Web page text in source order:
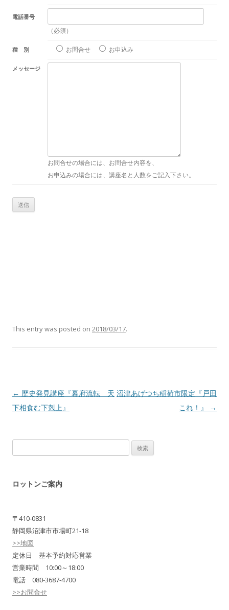
電話番号
（必須）
種 別 お問合せ お申込み
メッセージ
お問合せの場合には、お問合せ内容を、
お申込みの場合には、講座名と人数をご記入下さい。
This entry was posted on 2018/03/17.
Post navigation
← 歴史発見講座『幕府流転 天
下相食む下剋上』
沼津あげつち稲荷市限定『戸田
これ！』
→
索:
ロットンご案内
〒410-0831
静岡県沼津市市場町21-18
>>地図
定休日 基本予約対応営業
営業時間 10:00～18:00
電話 080-3687-4700
>>お問合せ